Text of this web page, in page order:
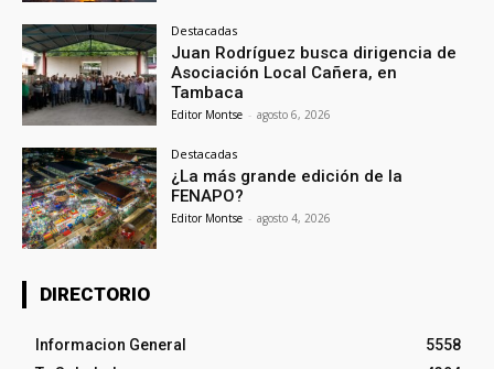
Destacadas
Juan Rodríguez busca dirigencia de
Asociación Local Cañera, en
Tambaca
Editor Montse - agosto 6, 2026
Destacadas
¿La más grande edición de la
FENAPO?
Editor Montse - agosto 4, 2026
DIRECTORIO
Informacion General
5558